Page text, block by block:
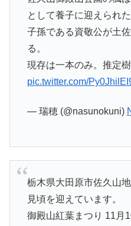
として養子に迎えられ
子孫である資敬公が土
る。
現存は一本のみ。推定樹
pic.twitter.com/
— 瑞穂 (@nasunokuni)
栃木県大田原市佐久山
見頃を迎えています。
御殿山紅葉まつり 11月